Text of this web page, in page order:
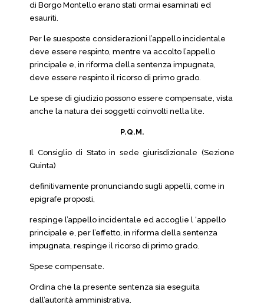
di Borgo Montello erano stati ormai esaminati ed
esauriti.
Per le suesposte considerazioni l’appello incidentale
deve essere respinto, mentre va accolto l’appello
principale e, in riforma della sentenza impugnata,
deve essere respinto il ricorso di primo grado.
Le spese di giudizio possono essere compensate, vista
anche la natura dei soggetti coinvolti nella lite.
P.Q.M.
Il Consiglio di Stato in sede giurisdizionale (Sezione
Quinta)
definitivamente pronunciando sugli appelli, come in
epigrafe proposti,
respinge l’appello incidentale ed accoglie l ‘appello
principale e, per l’effetto, in riforma della sentenza
impugnata, respinge il ricorso di primo grado.
Spese compensate.
Ordina che la presente sentenza sia eseguita
dall’autorità amministrativa.